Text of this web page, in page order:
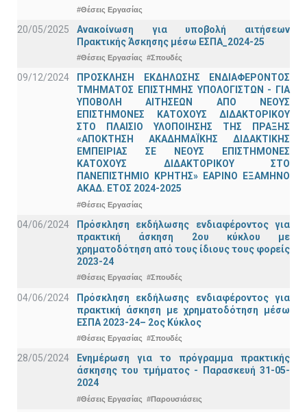
#Θέσεις Εργασίας
20/05/2025
Ανακοίνωση για υποβολή αιτήσεων
Πρακτικής Άσκησης μέσω ΕΣΠΑ_2024-25
#Θέσεις Εργασίας #Σπουδές
09/12/2024
ΠΡΟΣΚΛΗΣΗ ΕΚΔΗΛΩΣΗΣ ΕΝΔΙΑΦΕΡΟΝΤΟΣ
ΤΜΗΜΑΤΟΣ ΕΠΙΣΤΗΜΗΣ ΥΠΟΛΟΓΙΣΤΩΝ - ΓΙΑ
ΥΠΟΒΟΛΗ ΑΙΤΗΣΕΩΝ ΑΠΟ ΝΕΟΥΣ
ΕΠΙΣΤΗΜΟΝΕΣ ΚΑΤΟΧΟΥΣ ΔΙΔΑΚΤΟΡΙΚΟΥ
ΣΤΟ ΠΛΑΙΣΙΟ ΥΛΟΠΟΙΗΣΗΣ ΤΗΣ ΠΡΑΞΗΣ
«ΑΠΟΚΤΗΣΗ ΑΚΑΔΗΜΑΪΚΗΣ ΔΙΔΑΚΤΙΚΗΣ
ΕΜΠΕΙΡΙΑΣ ΣΕ ΝΕΟΥΣ ΕΠΙΣΤΗΜΟΝΕΣ
ΚΑΤΟΧΟΥΣ ΔΙΔΑΚΤΟΡΙΚΟΥ ΣΤΟ
ΠΑΝΕΠΙΣΤΗΜΙΟ ΚΡΗΤΗΣ» ΕΑΡΙΝΟ ΕΞΑΜΗΝΟ
ΑΚΑΔ. ΕΤΟΣ 2024-2025
#Θέσεις Εργασίας
04/06/2024
Πρόσκληση εκδήλωσης ενδιαφέροντος για
πρακτική άσκηση 2ου κύκλου με
χρηματοδότηση από τους ίδιους τους φορείς
2023-24
#Θέσεις Εργασίας #Σπουδές
04/06/2024
Πρόσκληση εκδήλωσης ενδιαφέροντος για
πρακτική άσκηση με χρηματοδότηση μέσω
ΕΣΠΑ 2023-24– 2ος Κύκλος
#Θέσεις Εργασίας #Σπουδές
28/05/2024
Ενημέρωση για το πρόγραμμα πρακτικής
άσκησης του τμήματος - Παρασκευή 31-05-
2024
#Θέσεις Εργασίας #Παρουσιάσεις